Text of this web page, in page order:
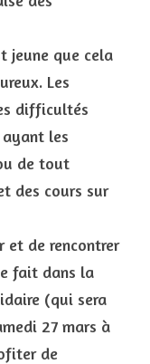
jeune que cela
Les
difficultés
les
de tout
des cours sur
et de rencontrer
fait dans la
(qui sera
27 mars à
de